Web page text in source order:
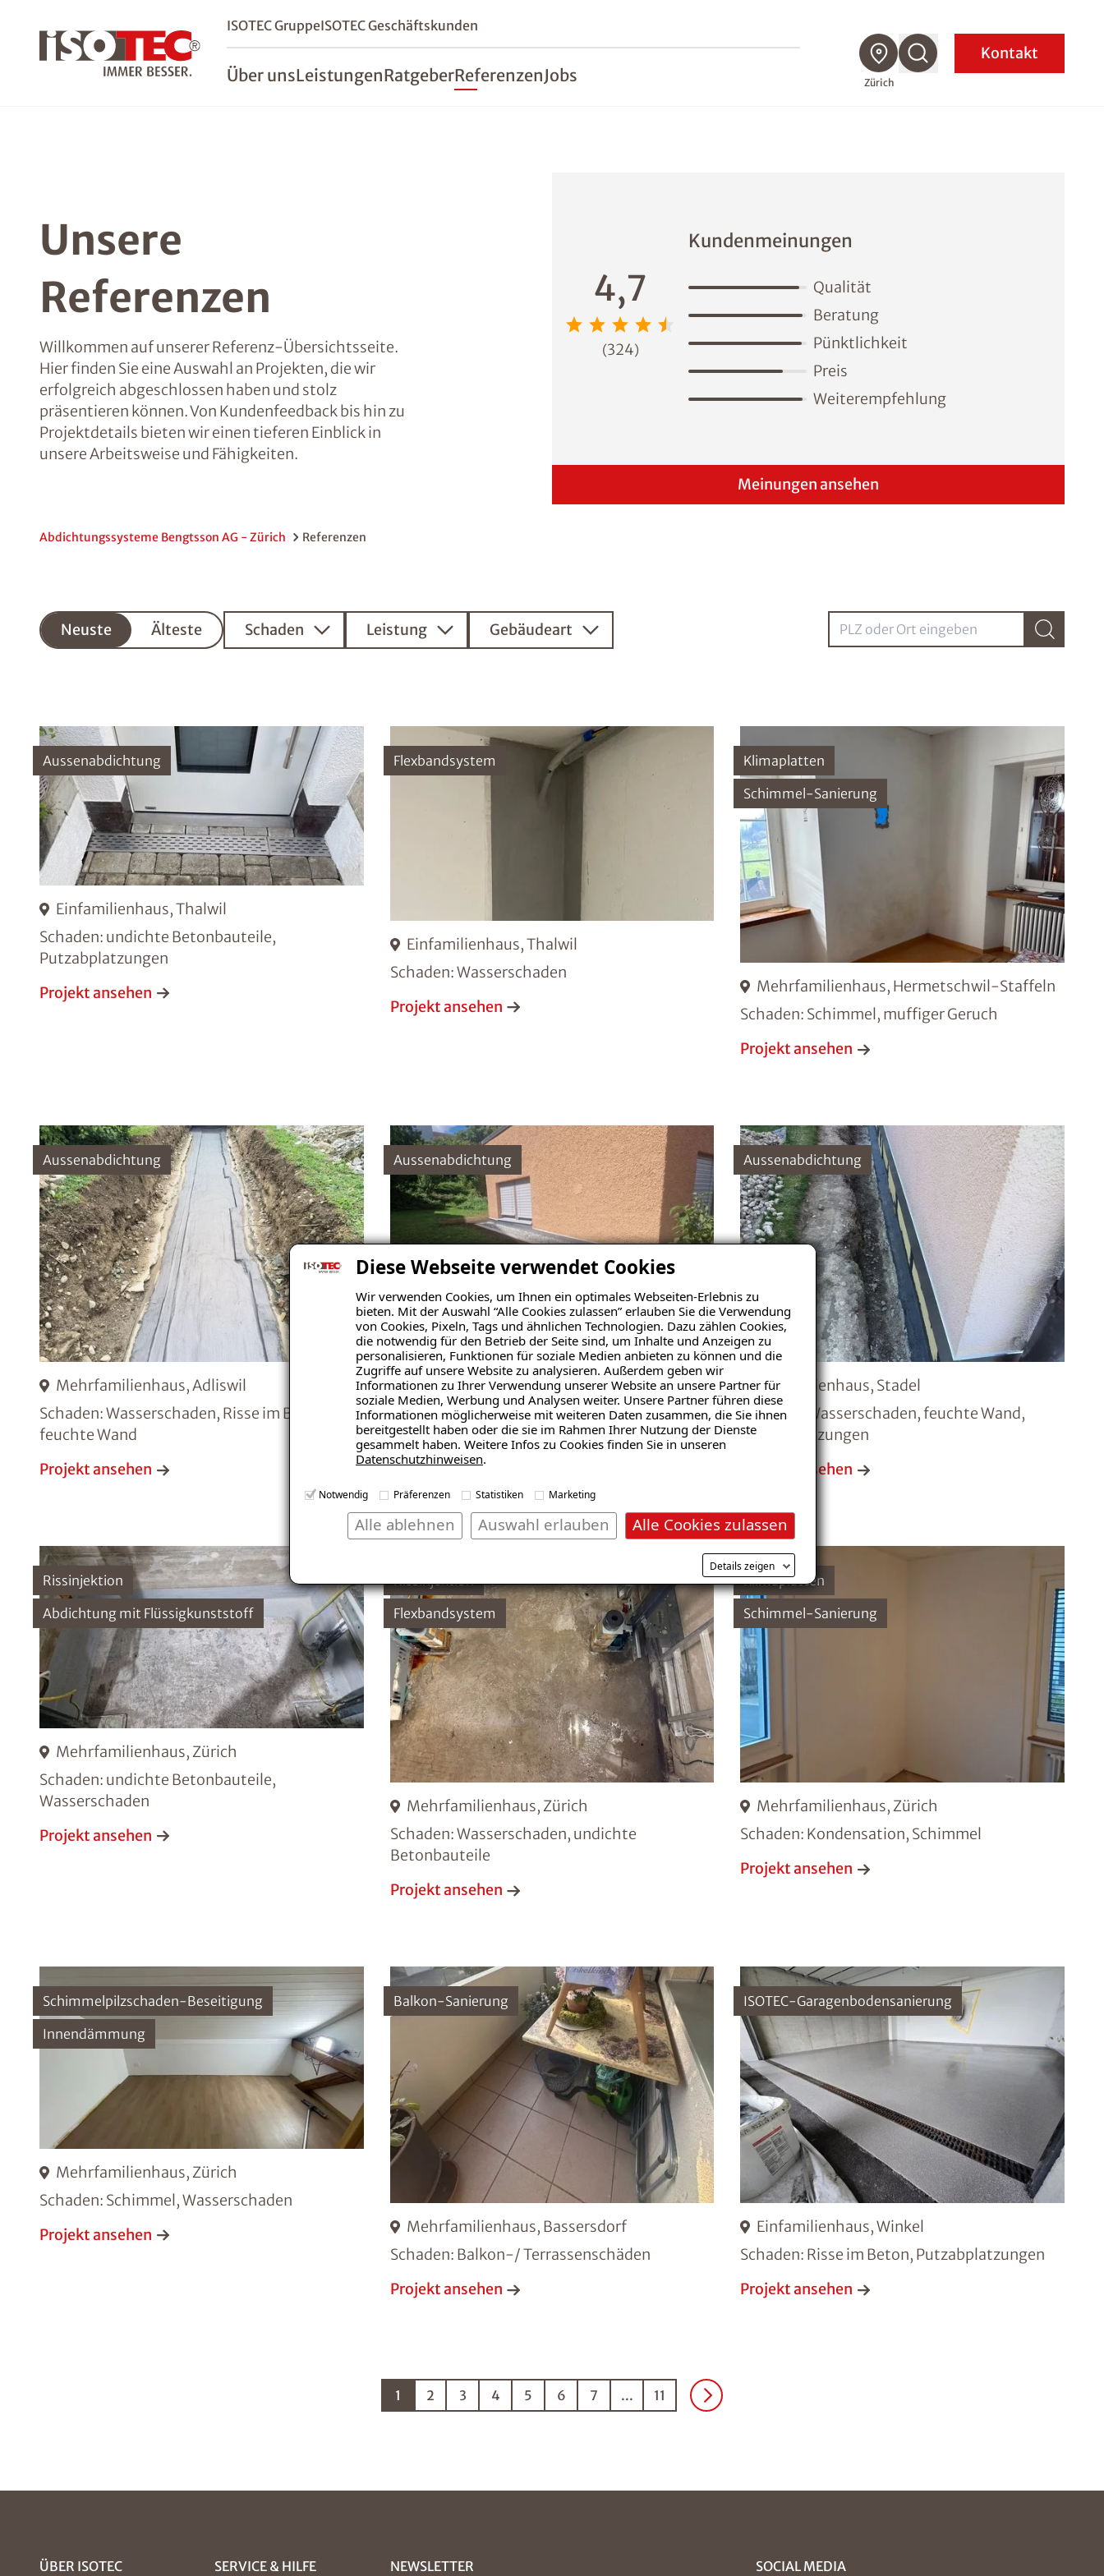
Diese Webseite verwendet Cookies
Wir verwenden Cookies, um Ihnen ein optimales Webseiten-Erlebnis zu
bieten. Mit der Auswahl “Alle Cookies zulassen” erlauben Sie die Verwendung
von Cookies, Pixeln, Tags und ähnlichen Technologien. Dazu zählen Cookies,
die notwendig für den Betrieb der Seite sind, um Inhalte und Anzeigen zu
personalisieren, Funktionen für soziale Medien anbieten zu können und die
Zugriffe auf unsere Website zu analysieren. Außerdem geben wir
Informationen zu Ihrer Verwendung unserer Website an unsere Partner für
soziale Medien, Werbung und Analysen weiter. Unsere Partner führen diese
Informationen möglicherweise mit weiteren Daten zusammen, die Sie ihnen
bereitgestellt haben oder die sie im Rahmen Ihrer Nutzung der Dienste
gesammelt haben. Weitere Infos zu Cookies finden Sie in unseren
Datenschutzhinweisen.
Notwendig Präferenzen Statistiken Marketing
Alle Cookies zulassen
Auswahl erlauben
Alle ablehnen
Details zeigen
ISOTEC GruppeISOTEC Geschäftskunden
Über unsLeistungenRatgeberReferenzenJobs Zürich
Kontakt
Unsere
Referenzen
Willkommen auf unserer Referenz-Übersichtsseite.
Hier finden Sie eine Auswahl an Projekten, die wir
erfolgreich abgeschlossen haben und stolz
präsentieren können. Von Kundenfeedback bis hin zu
Projektdetails bieten wir einen tieferen Einblick in
unsere Arbeitsweise und Fähigkeiten.
4,7
(324)
Kundenmeinungen
Qualität
Beratung
Pünktlichkeit
Preis
Weiterempfehlung
Meinungen ansehen
Abdichtungssysteme Bengtsson AG - Zürich Referenzen
Neuste Älteste
Neuste Schaden Leistung Gebäudeart PLZ oder Ort eingebenPLZ oder Ort eingeben
Einfamilienhaus, Thalwil
Schaden: undichte Betonbauteile,
Putzabplatzungen
Aussenabdichtung
Projekt ansehen
Einfamilienhaus, Thalwil
Schaden: Wasserschaden
Flexbandsystem
Projekt ansehen
Mehrfamilienhaus, Hermetschwil-Staffeln
Schaden: Schimmel, muffiger Geruch
Klimaplatten
Schimmel-Sanierung
Projekt ansehen
Mehrfamilienhaus, Adliswil
Schaden: Wasserschaden, Risse im Beton,
feuchte Wand
Aussenabdichtung
Projekt ansehen
Mehrfamilienhaus, Zürich
Schaden: feuchte Wand, Putzabplatzungen
Aussenabdichtung
Projekt ansehen
Einfamilienhaus, Stadel
Schaden: Wasserschaden, feuchte Wand,
Putzabplatzungen
Aussenabdichtung
Projekt ansehen
Mehrfamilienhaus, Zürich
Schaden: undichte Betonbauteile,
Wasserschaden
Rissinjektion
Abdichtung mit Flüssigkunststoff
Projekt ansehen
Mehrfamilienhaus, Zürich
Schaden: Wasserschaden, undichte
Betonbauteile
Rissinjektion
Flexbandsystem
Projekt ansehen
Mehrfamilienhaus, Zürich
Schaden: Kondensation, Schimmel
Klimaplatten
Schimmel-Sanierung
Projekt ansehen
Mehrfamilienhaus, Zürich
Schaden: Schimmel, Wasserschaden
Schimmelpilzschaden-Beseitigung
Innendämmung
Projekt ansehen
Mehrfamilienhaus, Bassersdorf
Schaden: Balkon-/ Terrassenschäden
Balkon-Sanierung
Projekt ansehen
Einfamilienhaus, Winkel
Schaden: Risse im Beton, Putzabplatzungen
ISOTEC-Garagenbodensanierung
Projekt ansehen
1 2 3 4 5 6 7 ... 11
ÜBER ISOTEC SERVICE & HILFE NEWSLETTER SOCIAL MEDIA